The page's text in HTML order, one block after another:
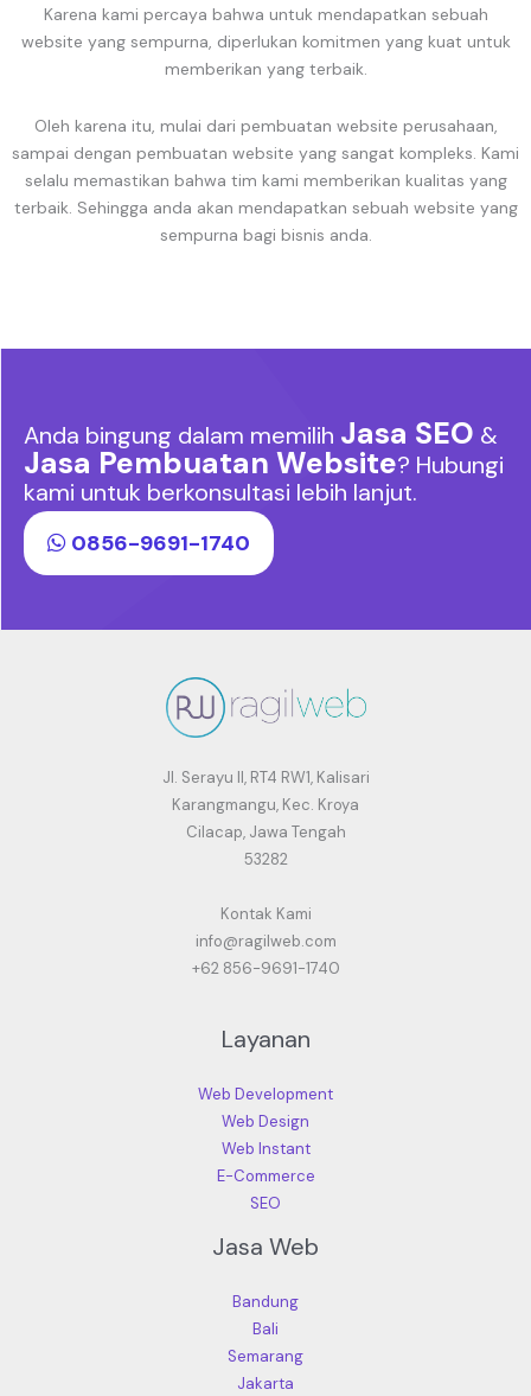
Karena kami percaya bahwa untuk mendapatkan sebuah
website yang sempurna, diperlukan komitmen yang kuat untuk
memberikan yang terbaik.
Oleh karena itu, mulai dari pembuatan website perusahaan,
sampai dengan pembuatan website yang sangat kompleks. Kami
selalu memastikan bahwa tim kami memberikan kualitas yang
terbaik. Sehingga anda akan mendapatkan sebuah website yang
sempurna bagi bisnis anda.
Anda bingung dalam memilih Jasa SEO &
Jasa Pembuatan Website? Hubungi
kami untuk berkonsultasi lebih lanjut.
0856-9691-1740
Jl. Serayu II, RT4 RW1, Kalisari
Karangmangu, Kec. Kroya
Cilacap, Jawa Tengah
53282
Kontak Kami
info@ragilweb.com
+62 856-9691-1740
Layanan
Web Development
Web Design
Web Instant
E-Commerce
SEO
Jasa Web
Bandung
Bali
Semarang
Jakarta